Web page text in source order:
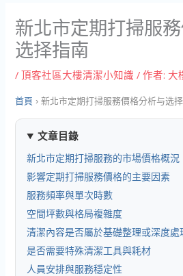
新北市定期打掃服
选择指南
/頂客社區大樓清潔小知識 / 作者: 大
首頁 ›新北市定期打掃服務價格分析与选
文章目錄
新北市定期打掃服務的市場價格概況
影響定期打掃服務價格的主要因素
服務頻率與單次時數
空間坪數與格局複雜度
清潔內容是否屬於基礎整理或深度處
是否需要特殊清潔工具與耗材
人員安排與服務穩定性